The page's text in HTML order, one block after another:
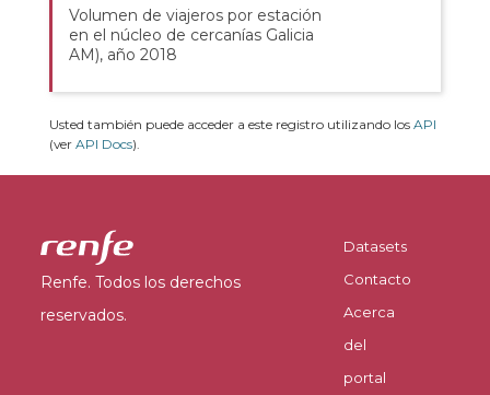
Volumen de viajeros por estación
en el núcleo de cercanías Galicia
AM), año 2018
Usted también puede acceder a este registro utilizando los API
(ver API Docs).
Renfe. Todos los derechos
reservados.
Datasets
Contacto
Acerca
del
portal